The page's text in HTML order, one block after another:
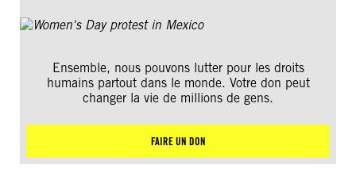
Ensemble, nous pouvons lutter pour les droits
humains partout dans le monde. Votre don peut
changer la vie de millions de gens.
FAIRE UN DON